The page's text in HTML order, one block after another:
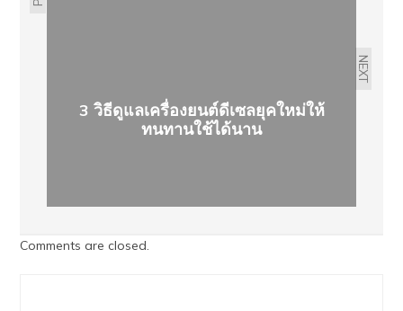
NEXT
3 วิธีดูแลเครื่องยนต์ดีเซลยุคใหม่ให้
ทนทานใช้ได้นาน
Comments are closed.